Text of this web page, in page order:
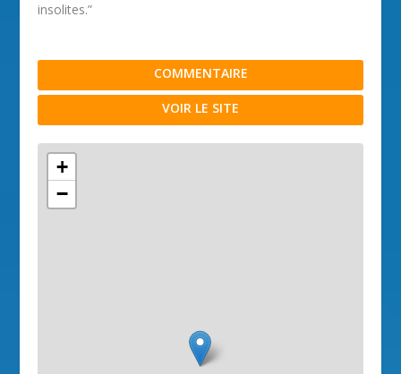
insolites.”
COMMENTAIRE
VOIR LE SITE
+
−